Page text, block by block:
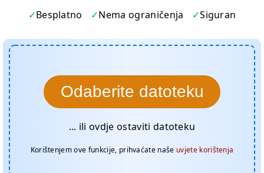
Besplatno Nema ograničenja Siguran
Odaberite datoteku
... ili ovdje ostaviti datoteku
Korištenjem ove funkcije, prihvaćate naše uvjete korištenja